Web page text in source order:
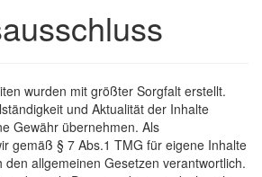
wurden mit größter Sorgfalt erstellt.
und Aktualität der Inhalte
Gewähr übernehmen. Als
gemäß § 7 Abs.1 TMG für eigene Inhalte
den allgemeinen Gesetzen verantwortlich.